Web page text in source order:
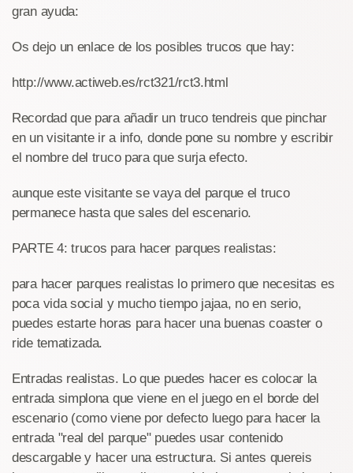
gran ayuda:
Os dejo un enlace de los posibles trucos que hay:
http://www.actiweb.es/rct321/rct3.html
Recordad que para añadir un truco tendreis que pinchar
en un visitante ir a info, donde pone su nombre y escribir
el nombre del truco para que surja efecto.
aunque este visitante se vaya del parque el truco
permanece hasta que sales del escenario.
PARTE 4: trucos para hacer parques realistas:
para hacer parques realistas lo primero que necesitas es
poca vida social y mucho tiempo jajaa, no en serio,
puedes estarte horas para hacer una buenas coaster o
ride tematizada.
Entradas realistas. Lo que puedes hacer es colocar la
entrada simplona que viene en el juego en el borde del
escenario (como viene por defecto luego para hacer la
entrada "real del parque" puedes usar contenido
descargable y hacer una estructura. Si antes quereis